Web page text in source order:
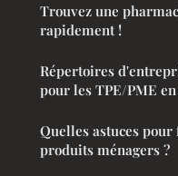
Trouvez une
rapidement !
Répertoires
pour les TPE/PME
Quelles astuces
produits ménagers ?